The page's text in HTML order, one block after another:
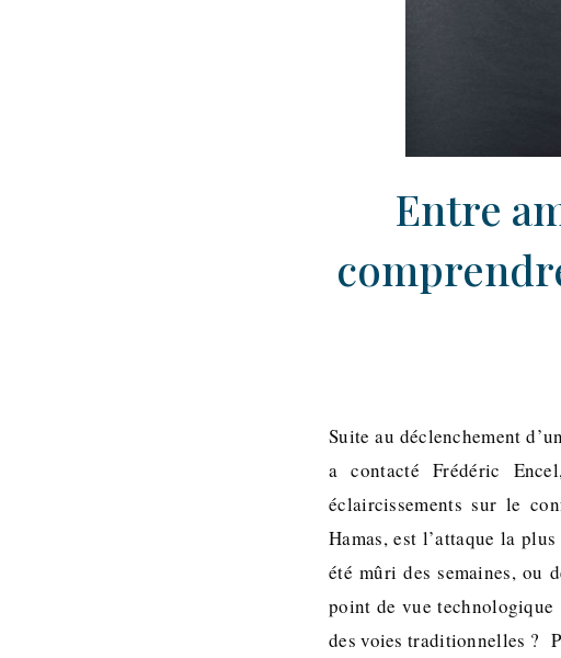
Entre
Suite au déclenchement
a contacté Frédéric
éclaircissements sur le
Hamas, est l’attaque la
été mûri des semaines, ou
point de vue
des voies traditionnelles ?